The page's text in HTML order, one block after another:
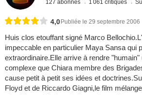
127 abonnés 1 061 critiques
4,0 Publiée le 29 septembre 2006
Huis clos etouffant signé Marco
impeccable en particulier Maya Sansa qui
extraordinaire.Elle arrive à rendre
complexe que Chiara membre des
cause petit à petit ses idées et
Floyd et de Riccardo Giagni,le film